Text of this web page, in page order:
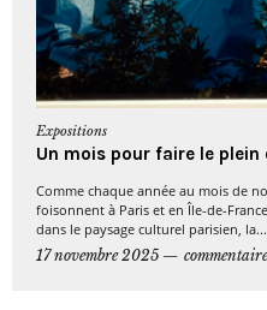
Expositions
Un mois pour faire le plein
Comme chaque année au mois de
foisonnent à Paris et en Île-de-
dans le paysage culturel parisien, la...
17 novembre 2025